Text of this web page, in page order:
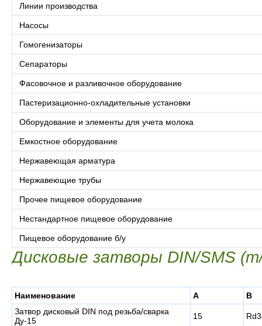
Линии производства
Насосы
Гомогенизаторы
Сепараторы
Фасовочное и разливочное оборудование
Пастеризационно-охладительные установки
Оборудование и элементы для учета молока
Емкостное оборудование
Нержавеющая арматура
Нержавеющие трубы
Прочее пищевое оборудование
Нестандартное пищевое оборудование
Пищевое оборудование б/у
Дисковые затворы DIN/SMS
Наименование A
B
Затвор дисковый DIN под резьба/сварка
Ду-15
15